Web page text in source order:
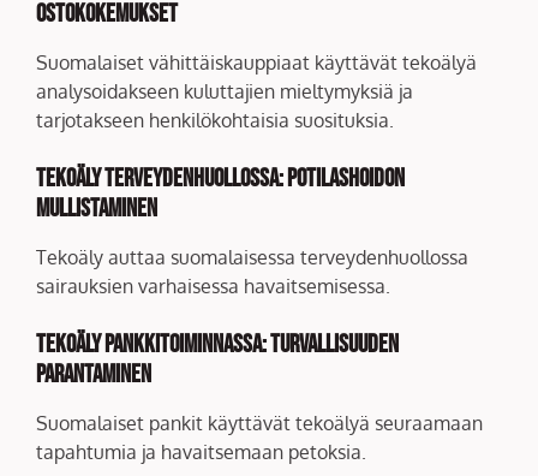
Ostokokemukset
Suomalaiset vähittäiskauppiaat käyttävät tekoälyä
analysoidakseen kuluttajien mieltymyksiä ja
tarjotakseen henkilökohtaisia suosituksia.
Tekoäly Terveydenhuollossa: Potilashoidon
Mullistaminen
Tekoäly auttaa suomalaisessa terveydenhuollossa
sairauksien varhaisessa havaitsemisessa.
Tekoäly Pankkitoiminnassa: Turvallisuuden
Parantaminen
Suomalaiset pankit käyttävät tekoälyä seuraamaan
tapahtumia ja havaitsemaan petoksia.